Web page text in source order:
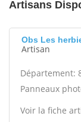
Artisans
Obs Les
Artisan
Département:
Panneaux
Voir la fiche